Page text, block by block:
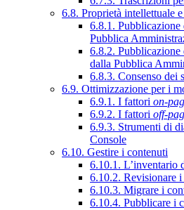
6.8. Proprietà intellettuale
6.8.1.
Pubblica
6.8.2.
dalla Pubblica
6.8.3. Consenso dei
6.9. Ottimizzazione per i
6.9.1. I fattori on-
6.9.2. I fattori off-
6.9.3. Strumenti di
Console
6.10. Gestire i contenuti
6.10.1. L’inventario
6.10.2. Revisionare
6.10.3. Migrare i
6.10.4. Pubblicare i